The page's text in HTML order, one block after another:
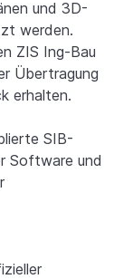
und 3D-
werden.
ZIS Ing-Bau
Übertragung
erhalten.
SIB-
Software und